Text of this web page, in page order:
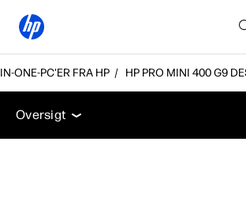
ONE-PC'ER FRA HP HP PRO MINI 400 G9
Oversigt Funktioner Tekniske
Oversigt